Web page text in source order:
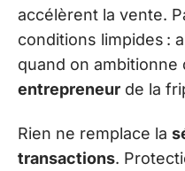
accélèrent la vente.
conditions limpides :
quand on ambitionne
entrepreneur de la
Rien ne remplace la
transactions.